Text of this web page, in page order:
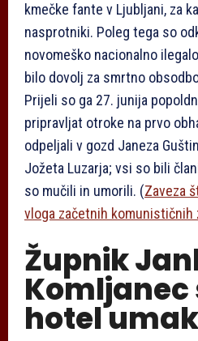
kmečke fante v Ljubljani, za
nasprotniki. Poleg tega so
novomeško nacionalno
bilo dovolj za smrtno
Prijeli so ga 27. junija
pripravljat otroke na prvo
odpeljali v gozd Janeza
Jožeta Luzarja; vsi so bili
so mučili in umorili. (Zaveza
vloga začetnih komunističnih
Župnik
Komljanec
hotel